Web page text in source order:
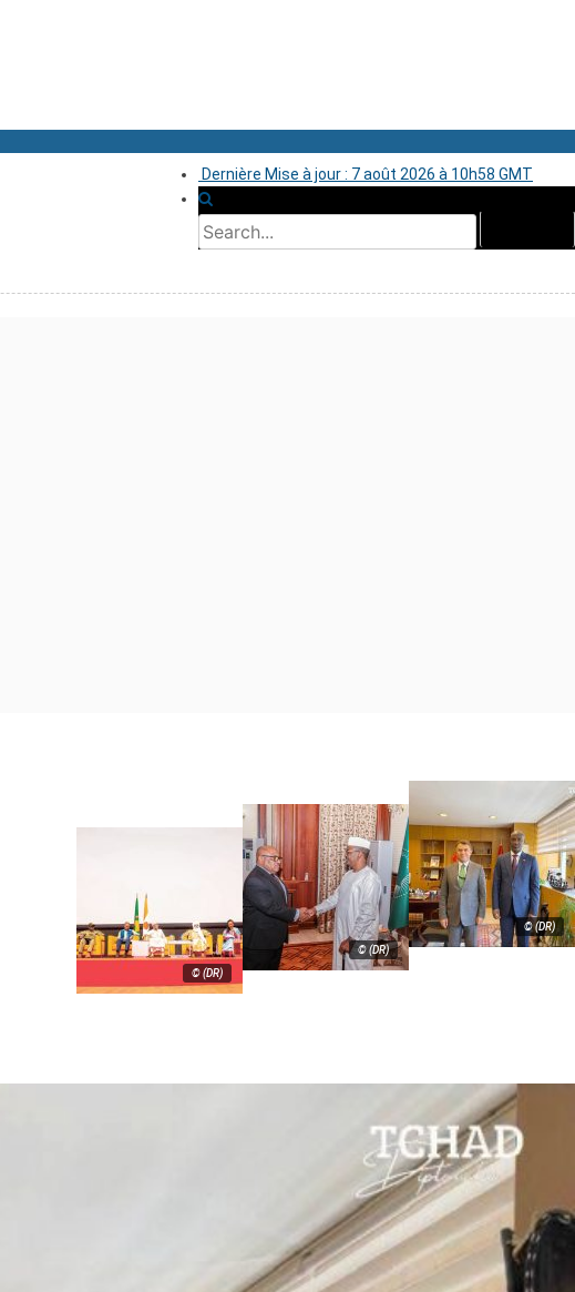
Dernière Mise à jour : 7 août 2026 à 10h58 GMT
© (DR)
© (DR)
© (DR)